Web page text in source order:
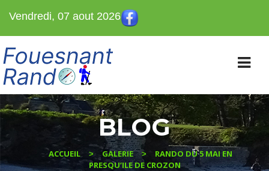
Vendredi, 07 aout 2026
BLOG
ACCUEIL > GALERIE >
RANDO DU 5 MAI EN
PRESQU’ILE DE CROZON